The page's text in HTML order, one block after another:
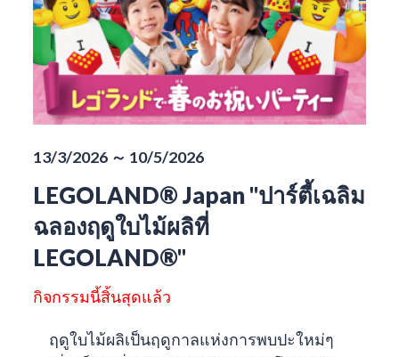
13/3/2026 ～ 10/5/2026
LEGOLAND® Japan "ปาร์ตี้เฉลิม
ฉลองฤดูใบไม้ผลิที่
LEGOLAND®"
กิจกรรมนี้สิ้นสุดแล้ว
ฤดูใบไม้ผลิเป็นฤดูกาลแห่งการพบปะใหม่ๆ